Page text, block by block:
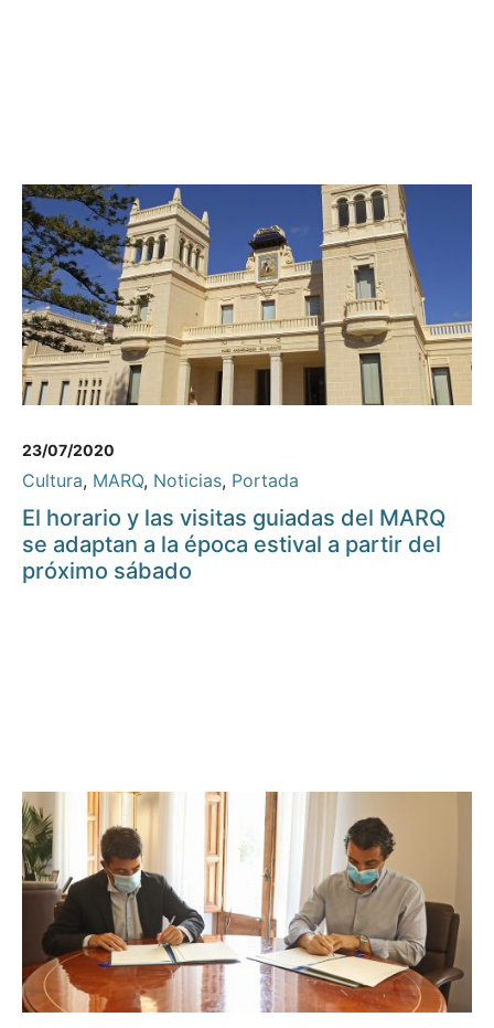
23/07/2020
Cultura, MARQ, Noticias, Portada
El horario y las visitas guiadas del MARQ
se adaptan a la época estival a partir del
próximo sábado